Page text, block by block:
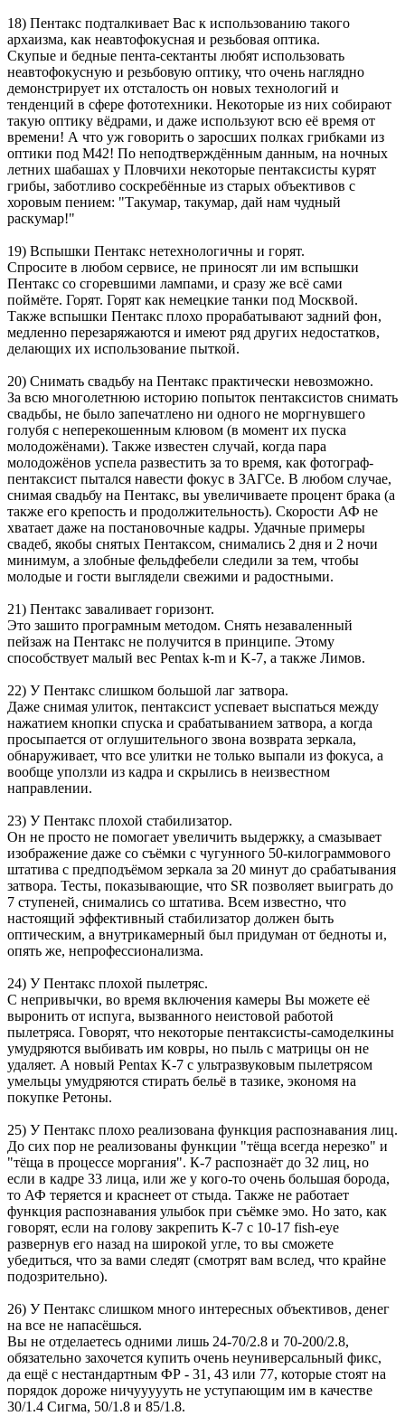
18) Пентакс подталкивает Вас к использованию такого
архаизма, как неавтофокусная и резьбовая оптика.
Скупые и бедные пента-сектанты любят использовать
неавтофокусную и резьбовую оптику, что очень наглядно
демонстрирует их отсталость он новых технологий и
тенденций в сфере фототехники. Некоторые из них собирают
такую оптику вёдрами, и даже используют всю её время от
времени! А что уж говорить о заросших полках грибками из
оптики под М42! По неподтверждённым данным, на ночных
летних шабашах у Пловчихи некоторые пентаксисты курят
грибы, заботливо соскребённые из старых объективов с
хоровым пением: "Такумар, такумар, дай нам чудный
раскумар!"
19) Вспышки Пентакс нетехнологичны и горят.
Спросите в любом сервисе, не приносят ли им вспышки
Пентакс со сгоревшими лампами, и сразу же всё сами
поймёте. Горят. Горят как немецкие танки под Москвой.
Также вспышки Пентакс плохо прорабатывают задний фон,
медленно перезаряжаются и имеют ряд других недостатков,
делающих их использование пыткой.
20) Снимать свадьбу на Пентакс практически невозможно.
За всю многолетнюю историю попыток пентаксистов снимать
свадьбы, не было запечатлено ни одного не моргнувшего
голубя с неперекошенным клювом (в момент их пуска
молодожёнами). Также известен случай, когда пара
молодожёнов успела развестить за то время, как фотограф-
пентаксист пытался навести фокус в ЗАГСе. В любом случае,
снимая свадьбу на Пентакс, вы увеличиваете процент брака (а
также его крепость и продолжительность). Скорости АФ не
хватает даже на постановочные кадры. Удачные примеры
свадеб, якобы снятых Пентаксом, снимались 2 дня и 2 ночи
минимум, а злобные фельдфебели следили за тем, чтобы
молодые и гости выглядели свежими и радостными.
21) Пентакс заваливает горизонт.
Это зашито програмным методом. Снять незаваленный
пейзаж на Пентакс не получится в принципе. Этому
способствует малый вес Pentax k-m и K-7, а также Лимов.
22) У Пентакс слишком большой лаг затвора.
Даже снимая улиток, пентаксист успевает выспаться между
нажатием кнопки спуска и срабатыванием затвора, а когда
просыпается от оглушительного звона возврата зеркала,
обнаруживает, что все улитки не только выпали из фокуса, а
вообще уползли из кадра и скрылись в неизвестном
направлении.
23) У Пентакс плохой стабилизатор.
Он не просто не помогает увеличить выдержку, а смазывает
изображение даже со съёмки с чугунного 50-килограммового
штатива с предподъёмом зеркала за 20 минут до срабатывания
затвора. Тесты, показывающие, что SR позволяет выиграть до
7 ступеней, снимались со штатива. Всем известно, что
настоящий эффективный стабилизатор должен быть
оптическим, а внутрикамерный был придуман от бедноты и,
опять же, непрофессионализма.
24) У Пентакс плохой пылетряс.
С непривычки, во время включения камеры Вы можете её
выронить от испуга, вызванного неистовой работой
пылетряса. Говорят, что некоторые пентаксисты-самоделкины
умудряются выбивать им ковры, но пыль с матрицы он не
удаляет. А новый Pentax K-7 с ультразвуковым пылетрясом
умельцы умудряются стирать бельё в тазике, экономя на
покупке Ретоны.
25) У Пентакс плохо реализована функция распознавания лиц.
До сих пор не реализованы функции "тёща всегда нерезко" и
"тёща в процессе моргания". К-7 распознаёт до 32 лиц, но
если в кадре 33 лица, или же у кого-то очень большая борода,
то АФ теряется и краснеет от стыда. Также не работает
функция распознавания улыбок при съёмке эмо. Но зато, как
говорят, если на голову закрепить К-7 с 10-17 fish-eye
развернув его назад на широкой угле, то вы сможете
убедиться, что за вами следят (смотрят вам вслед, что крайне
подозрительно).
26) У Пентакс слишком много интересных объективов, денег
на все не напасёшься.
Вы не отделаетесь одними лишь 24-70/2.8 и 70-200/2.8,
обязательно захочется купить очень неуниверсальный фикс,
да ещё с нестандартным ФР - 31, 43 или 77, которые стоят на
порядок дороже ничуууууть не уступающим им в качестве
30/1.4 Сигма, 50/1.8 и 85/1.8.